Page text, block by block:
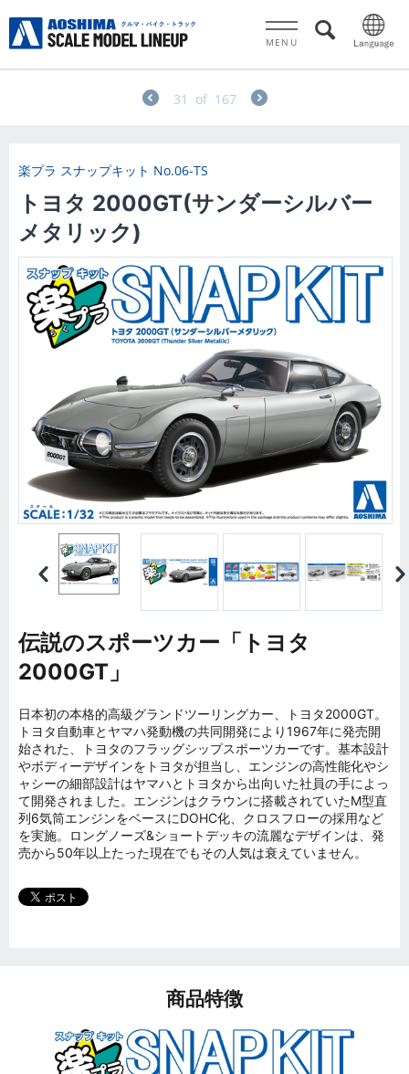
MENU
31 of 167
楽プラ スナップキット No.06-TS
トヨタ 2000GT(サンダーシルバー
メタリック)
伝説のスポーツカー「トヨタ
2000GT」
日本初の本格的高級グランドツーリングカー、トヨタ2000GT。
トヨタ自動車とヤマハ発動機の共同開発により1967年に発売開
始された、トヨタのフラッグシップスポーツカーです。基本設計
やボディーデザインをトヨタが担当し、エンジンの高性能化やシ
ャシーの細部設計はヤマハとトヨタから出向いた社員の手によっ
て開発されました。エンジンはクラウンに搭載されていたM型直
列6気筒エンジンをベースにDOHC化、クロスフローの採用など
を実施。ロングノーズ&ショートデッキの流麗なデザインは、発
売から50年以上たった現在でもその人気は衰えていません。
商品特徴